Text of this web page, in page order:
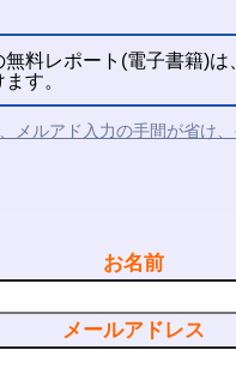
料レポート(電子書籍)は
す。
メルアド入力の手間が省け
お名前
メールアドレス